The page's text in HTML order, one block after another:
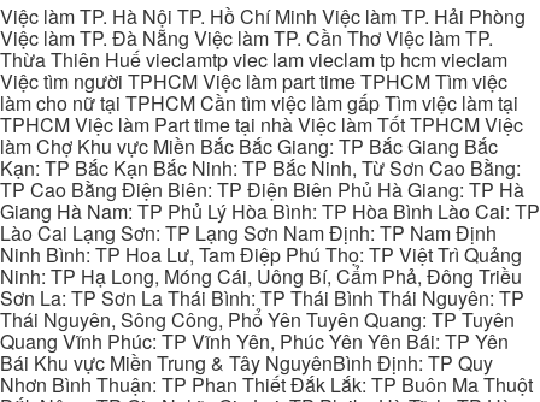
Việc làm TP. Hà Nội TP. Hồ Chí Minh Việc làm TP. Hải Phòng
Việc làm TP. Đà Nẵng Việc làm TP. Cần Thơ Việc làm TP.
Thừa Thiên Huế vieclamtp viec lam vieclam tp hcm vieclam
Việc tìm người TPHCM Việc làm part time TPHCM Tìm việc
làm cho nữ tại TPHCM Cần tìm việc làm gấp Tìm việc làm tại
TPHCM Việc làm Part time tại nhà Việc làm Tốt TPHCM Việc
làm Chợ Khu vực Miền Bắc Bắc Giang: TP Bắc Giang Bắc
Kạn: TP Bắc Kạn Bắc Ninh: TP Bắc Ninh, Từ Sơn Cao Bằng:
TP Cao Bằng Điện Biên: TP Điện Biên Phủ Hà Giang: TP Hà
Giang Hà Nam: TP Phủ Lý Hòa Bình: TP Hòa Bình Lào Cai: TP
Lào Cai Lạng Sơn: TP Lạng Sơn Nam Định: TP Nam Định
Ninh Bình: TP Hoa Lư, Tam Điệp Phú Thọ: TP Việt Trì Quảng
Ninh: TP Hạ Long, Móng Cái, Uông Bí, Cẩm Phả, Đông Triều
Sơn La: TP Sơn La Thái Bình: TP Thái Bình Thái Nguyên: TP
Thái Nguyên, Sông Công, Phổ Yên Tuyên Quang: TP Tuyên
Quang Vĩnh Phúc: TP Vĩnh Yên, Phúc Yên Yên Bái: TP Yên
Bái Khu vực Miền Trung & Tây NguyênBình Định: TP Quy
Nhơn Bình Thuận: TP Phan Thiết Đắk Lắk: TP Buôn Ma Thuột